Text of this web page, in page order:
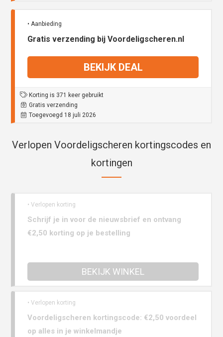
• Aanbieding
Gratis verzending bij Voordeligscheren.nl
BEKIJK DEAL
Korting is 371 keer gebruikt
Gratis verzending
Toegevoegd 18 juli 2026
Verlopen Voordeligscheren kortingscodes en
kortingen
• Verlopen korting
Schrijf je in voor de nieuwsbrief en ontvang
€2,50 korting op je bestelling
BEKIJK WINKEL
• Verlopen korting
Voordeligscheren kortingscode: €2,50 voordeel
op alles in je winkelmandje